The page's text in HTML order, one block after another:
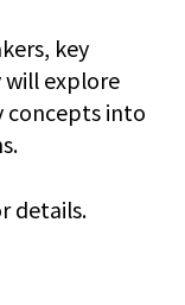
key
will explore
concepts into
details.